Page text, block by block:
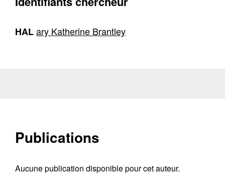
HALary Katherine Brantley
Publications
Aucune publication disponible pour cet auteur.